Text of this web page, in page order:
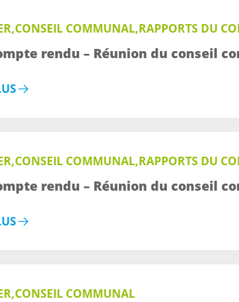
COMMUNAL,RAPPORTS DU
rendu – Réunion du conseil
COMMUNAL,RAPPORTS DU
rendu – Réunion du conseil
COMMUNAL